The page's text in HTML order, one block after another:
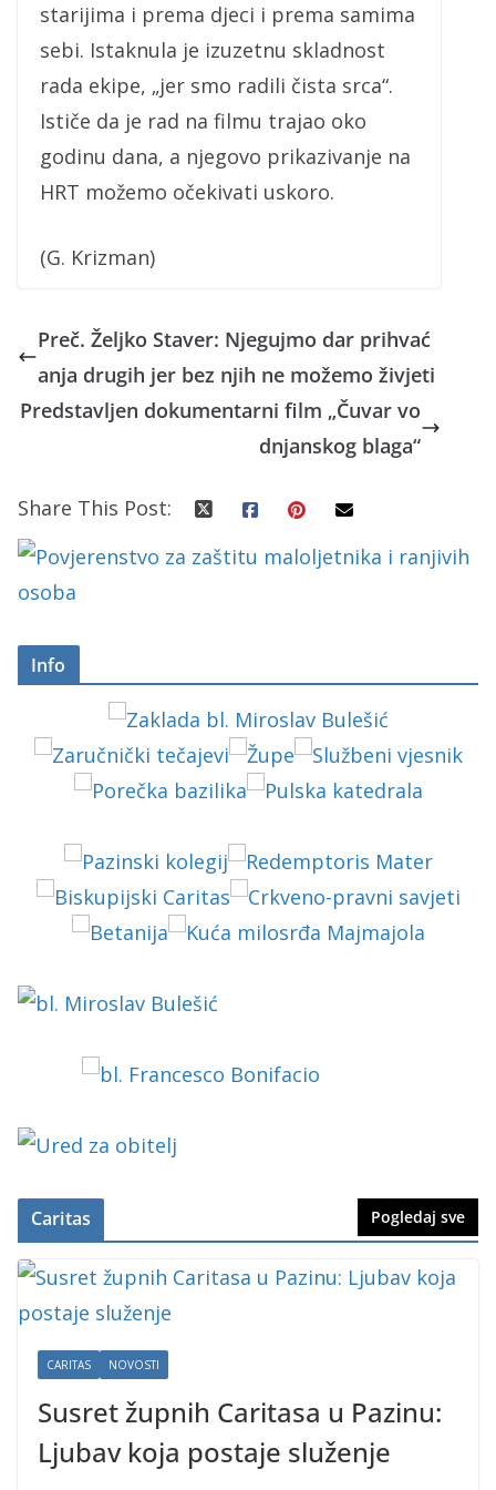
starijima i prema djeci i prema samima
sebi. Istaknula je izuzetnu skladnost
rada ekipe, „jer smo radili čista srca“.
Ističe da je rad na filmu trajao oko
godinu dana, a njegovo prikazivanje na
HRT možemo očekivati uskoro.
(G. Krizman)
Preč. Željko Staver: Njegujmo dar prihvać
anja drugih jer bez njih ne možemo živjeti
Predstavljen dokumentarni film „Čuvar vo
dnjanskog blaga“
Share This Post:
Info
Caritas Pogledaj sve
CARITAS NOVOSTI
Susret župnih Caritasa u Pazinu:
Ljubav koja postaje služenje